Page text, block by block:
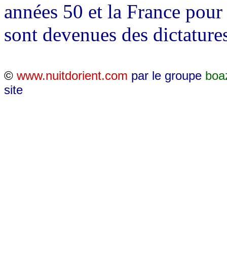
années 50 et la France
sont devenues des
© www.nuitdorient.com par le groupe
site